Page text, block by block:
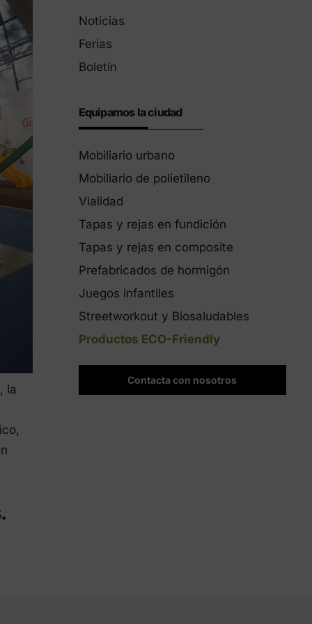
Innovamos para ser más sostenibles.
la
Noticias
Ferias
Boletín
Equipamos la ciudad
Mobiliario urbano
Mobiliario de polietileno
Vialidad
Tapas y rejas en fundición
Tapas y rejas en composite
Prefabricados de hormigón
Juegos infantiles
Streetworkout y Biosaludables
Productos ECO-Friendly
Contacta con nosotros